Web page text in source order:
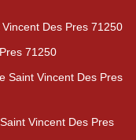
Des Pres 71250
71250
Saint Vincent Des Pres
Vincent Des Pres